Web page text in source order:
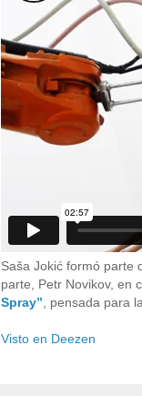
Saša Jokić formó parte
parte, Petr Novikov, en
Spray” , pensada para
Visto en Deezen